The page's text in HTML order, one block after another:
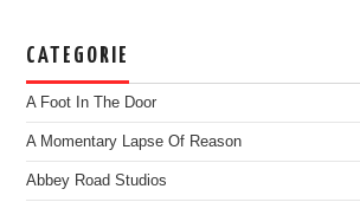
CATEGORIE
A Foot In The Door
A Momentary Lapse Of Reason
Abbey Road Studios